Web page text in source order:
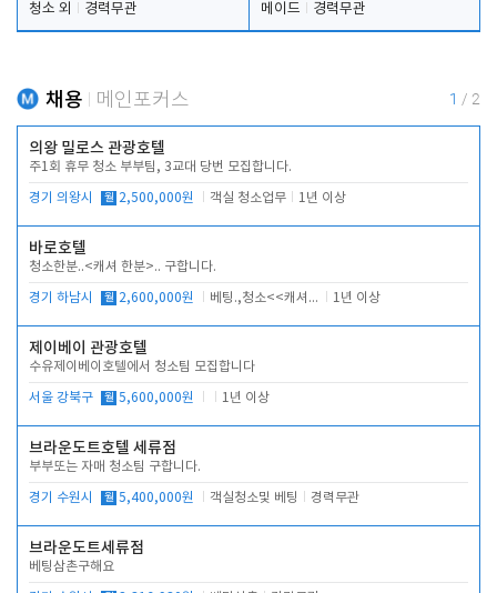
청소 외
경력무관
메이드
경력무관
채용 메인포커스 1 / 2
의왕 밀로스 관광호텔
주1회 휴무 청소 부부팀, 3교대 당번 모집합니다.
경기 의왕시 월 2,500,000원 객실 청소업무 1년 이상
바로호텔
청소한분..<캐셔 한분>.. 구합니다.
경기 하남시 월 2,600,000원 베팅.,청소<<캐셔 모셔봅니다. 1년 이상
제이베이 관광호텔
수유제이베이호텔에서 청소팀 모집합니다
서울 강북구 월 5,600,000원 1년 이상
브라운도트호텔 세류점
부부또는 자매 청소팀 구합니다.
경기 수원시 월 5,400,000원 객실청소및 베팅 경력무관
브라운도트세류점
베팅삼촌구해요